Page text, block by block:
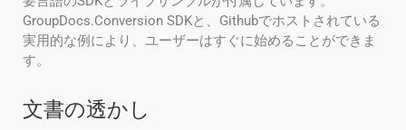
GroupDocs.Conversion SDKと、Githubでホストされている
実用的な例により、ユーザーはすぐに始めることができま
す。
文書の透かし